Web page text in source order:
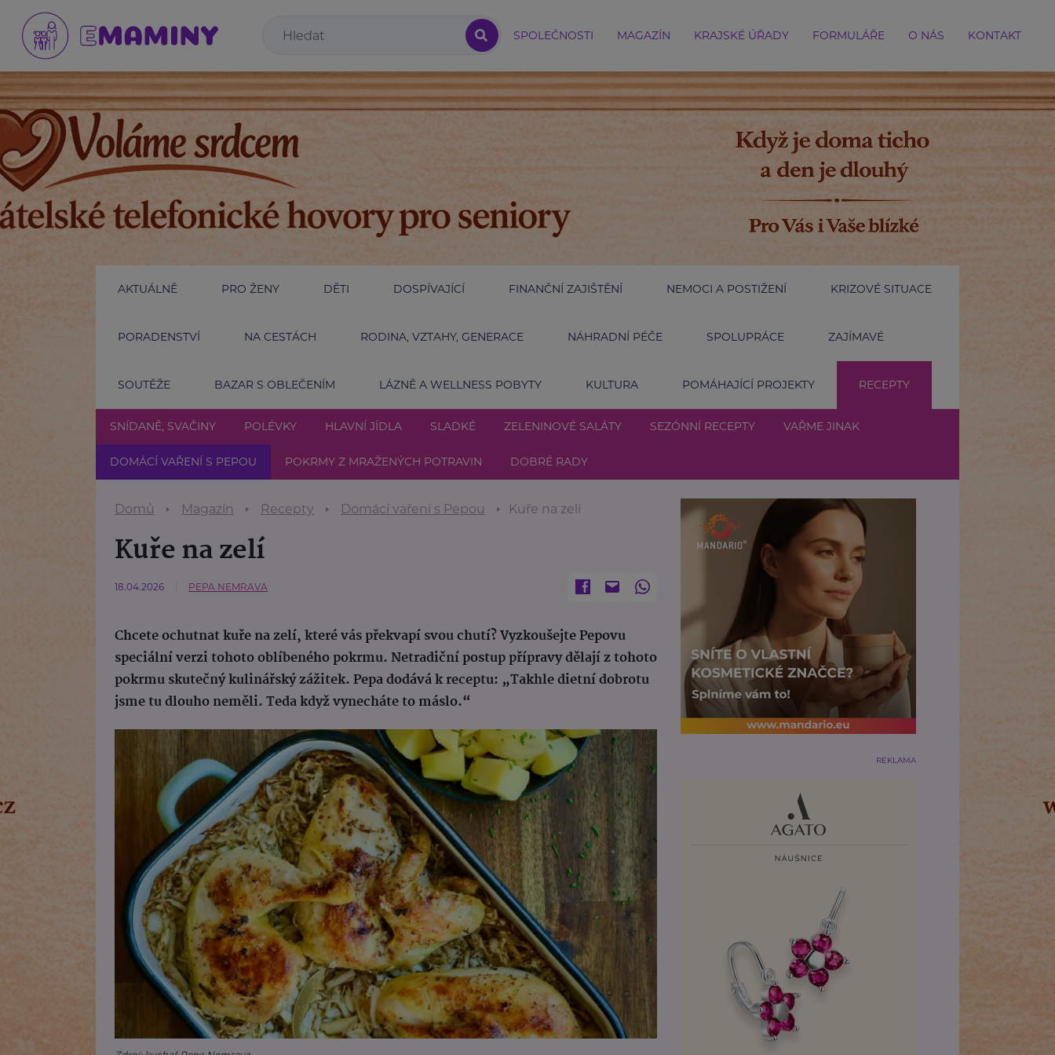
SPOLEČNOSTI MAGAZÍN KRAJSKÉ ÚŘADY FORMULÁŘE O NÁS KONTAKT
AKTUÁLNĚ PRO ŽENY DĚTI DOSPÍVAJÍCÍ FINANČNÍ ZAJIŠTĚNÍ NEMOCI A POSTIŽENÍ KRIZOVÉ SITUACE
PORADENSTVÍ NA CESTÁCH RODINA, VZTAHY, GENERACE NÁHRADNÍ PÉČE SPOLUPRÁCE ZAJÍMAVÉ
SOUTĚŽE BAZAR S OBLEČENÍM LÁZNĚ A WELLNESS POBYTY KULTURA POMÁHAJÍCÍ PROJEKTY RECEPTY
SNÍDANĚ, SVAČINY POLÉVKY HLAVNÍ JÍDLA SLADKÉ ZELENINOVÉ SALÁTY SEZÓNNÍ RECEPTY VAŘME JINAK
DOMÁCÍ VAŘENÍ S PEPOU POKRMY Z MRAŽENÝCH POTRAVIN DOBRÉ RADY
Domů Magazín Recepty Domácí vaření s Pepou Kuře na zelí
Kuře na zelí
18.04.2026 PEPA NEMRAVA
Chcete ochutnat kuře na zelí, které vás překvapí svou chutí? Vyzkoušejte Pepovu
speciální verzi tohoto oblíbeného pokrmu. Netradiční postup přípravy dělají z tohoto
pokrmu skutečný kulinářský zážitek. Pepa dodává k receptu: „Takhle dietní dobrotu
jsme tu dlouho neměli. Teda když vynecháte to máslo.“
REKLAMA